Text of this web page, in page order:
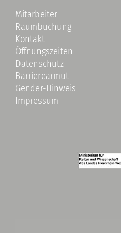
Mitarbeiter
Raumbuchung
Kontakt
Öffnungszeiten
Datenschutz
Barrierearmut
Gender-Hinweis
Impressum